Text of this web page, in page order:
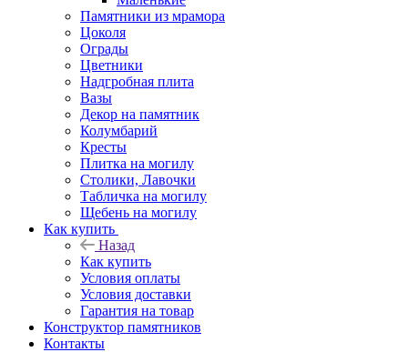
Памятники из мрамора
Цоколя
Ограды
Цветники
Надгробная плита
Вазы
Декор на памятник
Колумбарий
Кресты
Плитка на могилу
Столики, Лавочки
Табличка на могилу
Щебень на могилу
Как купить
Назад
Как купить
Условия оплаты
Условия доставки
Гарантия на товар
Конструктор памятников
Контакты